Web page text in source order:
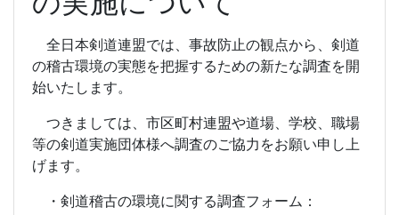
全日本剣道連盟では、事故防止の観点から、剣道
の稽古環境の実態を把握するための新たな調査を開
始いたします。
つきましては、市区町村連盟や道場、学校、職場
等の剣道実施団体様へ調査のご協力をお願い申し上
げます。
・剣道稽古の環境に関する調査フォーム ：